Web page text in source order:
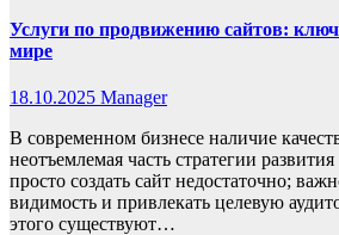
Услуги по продвижению сайтов:
мире
18.10.2025 Manager
В современном бизнесе наличие
неотъемлемая часть стратегии
просто создать сайт недостаточно;
видимость и привлекать целевую
этого существуют…